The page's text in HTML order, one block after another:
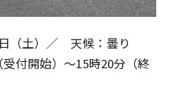
土）／ 天候：曇り
開始）～15時20分（終